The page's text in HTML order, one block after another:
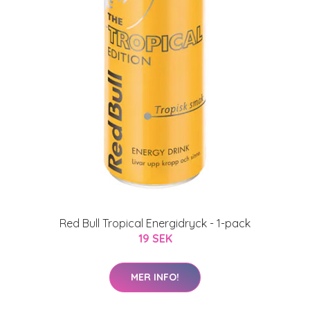
Red Bull Tropical Energidryck - 1-pack
19 SEK
MER INFO!